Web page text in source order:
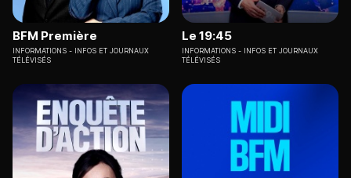
BFM Première
INFORMATIONS
INFOS ET JOURNAUX
TÉLÉVISÉS
Le 19:45
INFORMATIONS
INFOS ET JOURNAUX
TÉLÉVISÉS